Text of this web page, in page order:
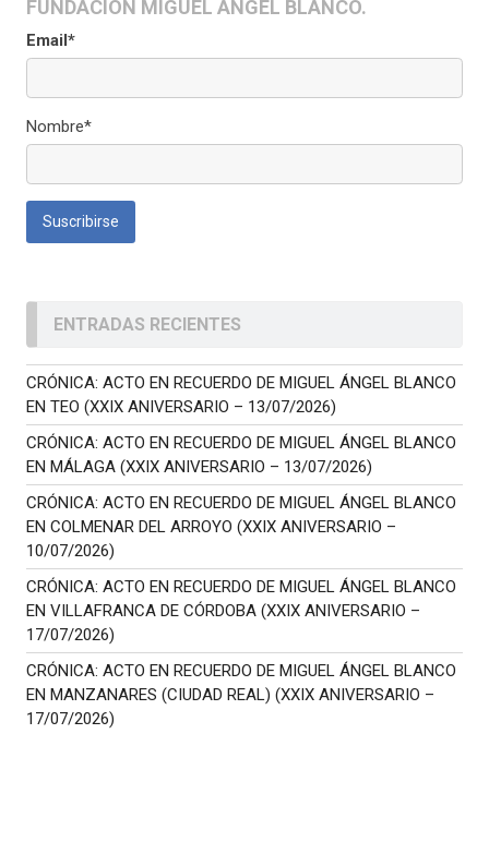
FUNDACIÓN MIGUEL ÁNGEL BLANCO.
Email*
Nombre*
ENTRADAS RECIENTES
CRÓNICA: ACTO EN RECUERDO DE MIGUEL ÁNGEL BLANCO
EN TEO (XXIX ANIVERSARIO – 13/07/2026)
CRÓNICA: ACTO EN RECUERDO DE MIGUEL ÁNGEL BLANCO
EN MÁLAGA (XXIX ANIVERSARIO – 13/07/2026)
CRÓNICA: ACTO EN RECUERDO DE MIGUEL ÁNGEL BLANCO
EN COLMENAR DEL ARROYO (XXIX ANIVERSARIO –
10/07/2026)
CRÓNICA: ACTO EN RECUERDO DE MIGUEL ÁNGEL BLANCO
EN VILLAFRANCA DE CÓRDOBA (XXIX ANIVERSARIO –
17/07/2026)
CRÓNICA: ACTO EN RECUERDO DE MIGUEL ÁNGEL BLANCO
EN MANZANARES (CIUDAD REAL) (XXIX ANIVERSARIO –
17/07/2026)